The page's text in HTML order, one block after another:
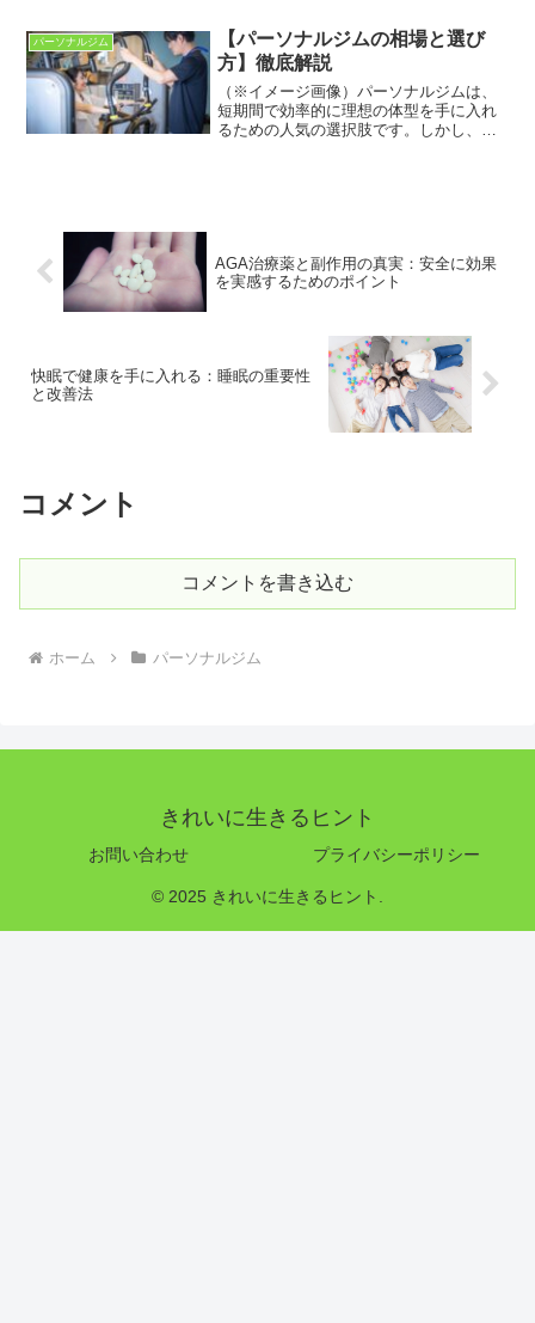
えることが可能です。この記事では、パ
ーソナルジムのメリットや...
パーソナルジム
【パーソナルジムの相場と選び
方】徹底解説
（※イメージ画像）パーソナルジムは、
短期間で効率的に理想の体型を手に入れ
るための人気の選択肢です。しかし、料
AGA治療薬と副作用の真実：安全に効果
を実感するためのポイント
快眠で健康を手に入れる：睡眠の重要性
と改善法
コメント
コメントを書き込む
ホーム パーソナルジム
きれいに生きるヒント
お問い合わせ プライバシーポリシー
© 2025 きれいに生きるヒント.